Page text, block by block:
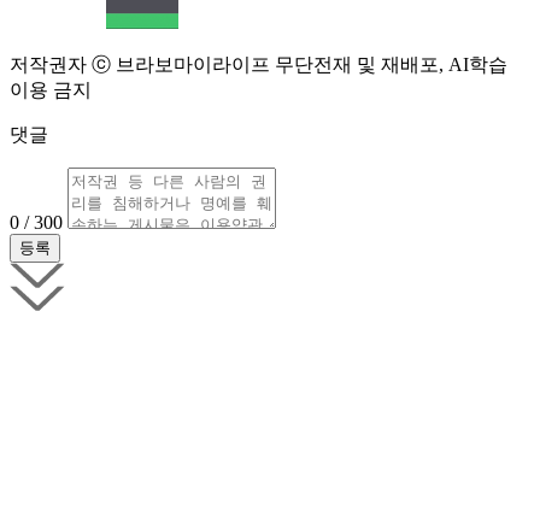
저작권자 ⓒ 브라보마이라이프 무단전재 및 재배포, AI학습
이용 금지
댓글
0 / 300